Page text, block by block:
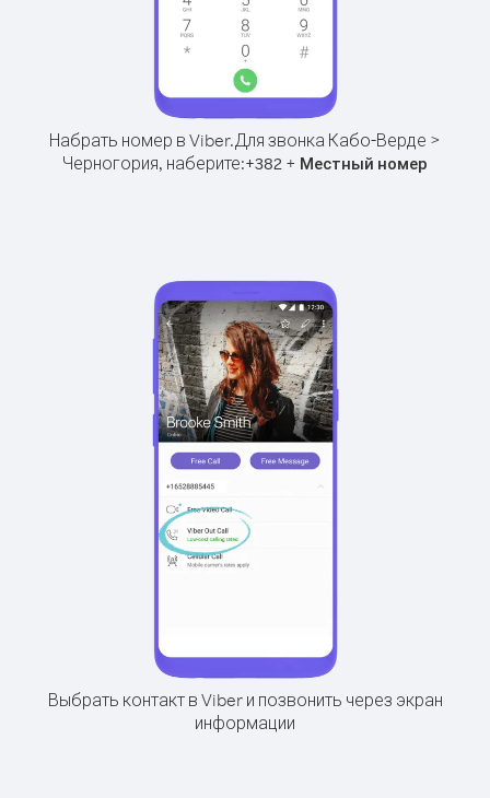
Набрать номер в Viber.Для звонка Кабо-Верде >
Черногория, наберите:+382 + Местный номер
Выбрать контакт в Viber и позвонить через экран
информации